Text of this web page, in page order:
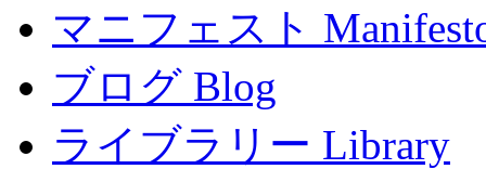
マニフェスト
ブログ Blog
ライブラリー Library